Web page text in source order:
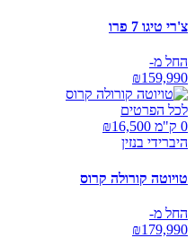
צ'רי טיגו 7 פרו
החל מ-
₪159,990
לכל הפרטים
0 ק"מ ₪
16,500
היברידי בנזין
טויוטה קורולה קרוס
החל מ-
₪179,990